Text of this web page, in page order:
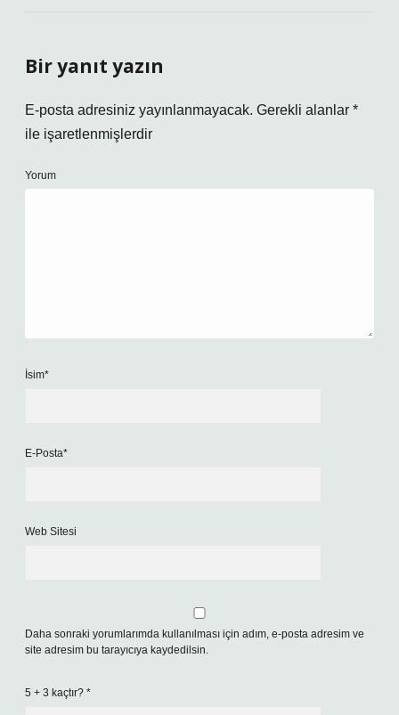
Bir yanıt yazın
E-posta adresiniz yayınlanmayacak. Gerekli alanlar *
ile işaretlenmişlerdir
Yorum
İsim*
E-Posta*
Web Sitesi
Daha sonraki yorumlarımda kullanılması için adım, e-posta adresim ve
site adresim bu tarayıcıya kaydedilsin.
5 + 3 kaçtır? *